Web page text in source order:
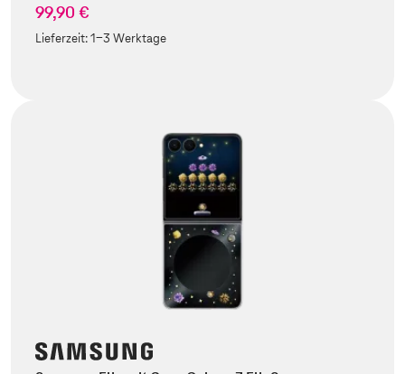
99,90 €
Lieferzeit:1-3 Werktage